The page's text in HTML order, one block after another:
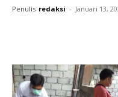
Penulis redaksi - Januari 13,